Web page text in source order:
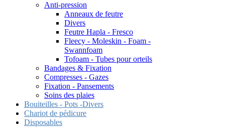
Anti-pression
Anneaux de feutre
Divers
Feutre Hapla - Fresco
Fleecy - Moleskin - Foam -
Swannfoam
Tofoam - Tubes pour orteils
Bandages & Fixation
Compresses - Gazes
Fixation - Pansements
Soins des plaies
Bouiteilles - Pots -Divers
Chariot de pédicure
Disposables